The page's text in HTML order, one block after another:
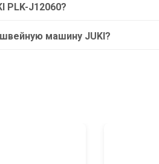
PLK-J12060?
машину JUKI?